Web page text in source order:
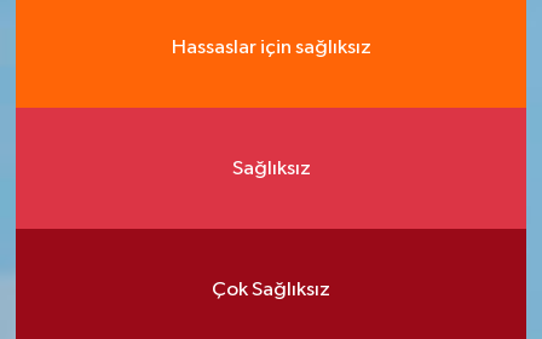
Hassaslar için sağlıksız
Sağlıksız
Çok Sağlıksız